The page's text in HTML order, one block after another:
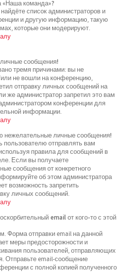
«Наша команда»?
список администраторов и
и другую информацию, такую
которые они модерируют.
сообщения!
тремя причинами: вы не
не вошли на конференцию,
отправку личных сообщений на
же администратор запретил это вам
конференции для
информации.
нежелательные личные сообщения!
пользователю отправлять вам
правила для сообщений в
Если вы получаете
сообщения от конкретного
об этом администратора
возможность запретить
личных сообщений.
email от кого-то с этой
Форма отправки email на данной
меры предосторожности и
пользователей, отправляющих
Отправьте email-сообщение
с полной копией полученного